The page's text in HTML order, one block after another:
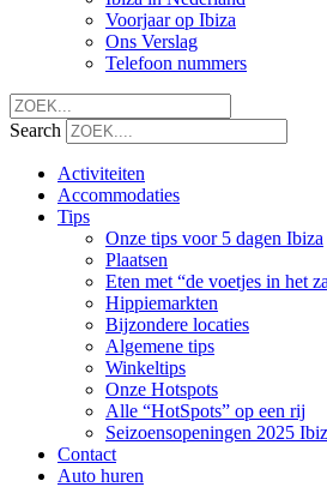
Voorjaar op Ibiza
Ons Verslag
Telefoon nummers
Search
Activiteiten
Accommodaties
Tips
Onze tips voor 5 dagen Ibiza
Plaatsen
Eten met “de voetjes in het
Hippiemarkten
Bijzondere locaties
Algemene tips
Winkeltips
Onze Hotspots
Alle “HotSpots” op een rij
Seizoensopeningen 2025
Contact
Auto huren